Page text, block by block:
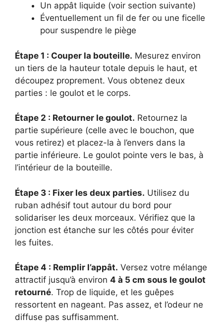
Un appât liquide (voir section suivante)
Éventuellement un fil de fer ou une ficelle
pour suspendre le piège
Étape 1 : Couper la bouteille. Mesurez environ
un tiers de la hauteur totale depuis le haut, et
découpez proprement. Vous obtenez deux
parties : le goulot et le corps.
Étape 2 : Retourner le goulot. Retournez la
partie supérieure (celle avec le bouchon, que
vous retirez) et placez-la à l’envers dans la
partie inférieure. Le goulot pointe vers le bas, à
l’intérieur de la bouteille.
Étape 3 : Fixer les deux parties. Utilisez du
ruban adhésif tout autour du bord pour
solidariser les deux morceaux. Vérifiez que la
jonction est étanche sur les côtés pour éviter
les fuites.
Étape 4 : Remplir l’appât. Versez votre mélange
attractif jusqu’à environ 4 à 5 cm sous le goulot
retourné. Trop de liquide, et les guêpes
ressortent en nageant. Pas assez, et l’odeur ne
diffuse pas suffisamment.